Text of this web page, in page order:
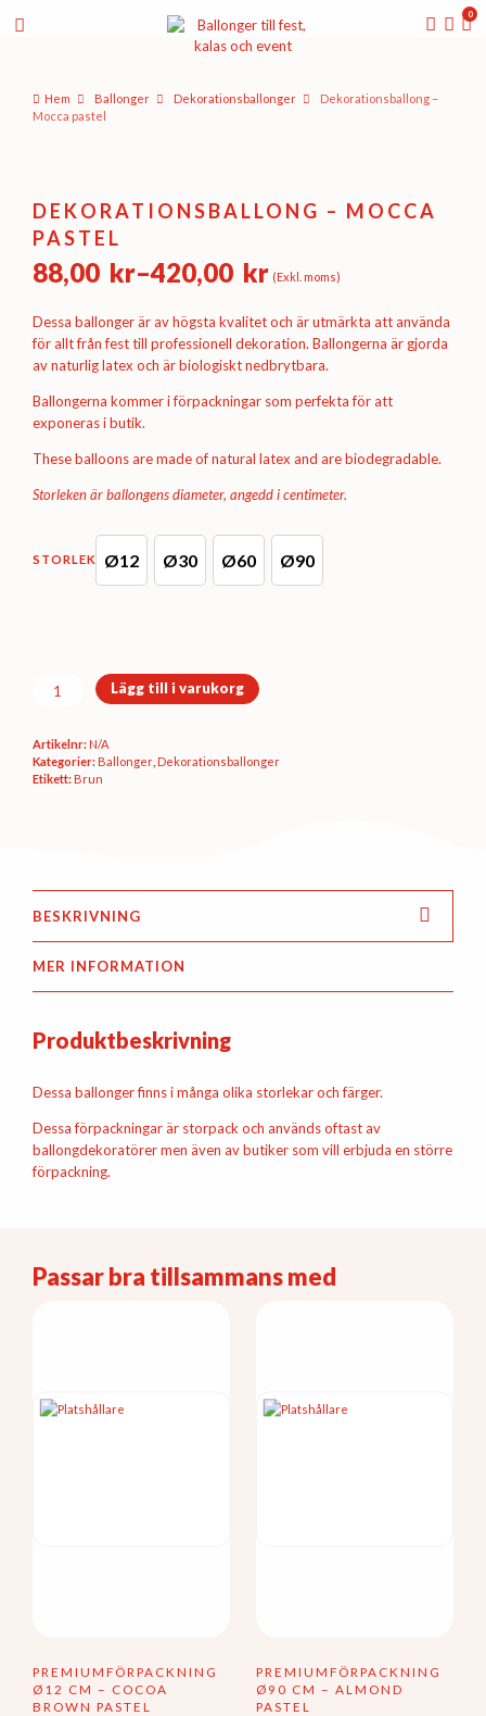
0
Hem Ballonger Dekorations­ballonger
Dekorationsballong –
Mocca pastel
DEKORATIONSBALLONG – MOCCA
PASTEL
88,00 kr–420,00 kr
Prisintervall:
88,00 kr
till
420,00 kr
(Exkl. moms)
Dessa ballonger är av högsta kvalitet och är utmärkta att använda
för allt från fest till professionell dekoration. Ballongerna är gjorda
av naturlig latex och är biologiskt nedbrytbara.
Ballongerna kommer i förpackningar som perfekta för att
exponeras i butik.
These balloons are made of natural latex and are biodegradable.
Storleken är ballongens diameter, angedd i centimeter.
STORLEK Ø12D5 (Ø12 cm)
Ø30D11 (Ø30 cm)
Ø60B250 (Ø60 cm)
Ø90B350 (Ø90 cm)
Dekorationsballong
pastel
mängd
Lägg till i varukorg
Artikelnr: N/A
Kategorier: Ballonger, Dekorations­ballonger
Etikett: Brun
BESKRIVNING
MER INFORMATION
Produktbeskrivning
Dessa ballonger finns i många olika storlekar och färger.
Dessa förpackningar är storpack och används oftast av
ballongdekoratörer men även av butiker som vill erbjuda en större
förpackning.
Passar bra tillsammans med
PREMIUMFÖRPACKNING
Ø12 CM – COCOA
BROWN PASTEL
PREMIUMFÖRPACKNING
Ø90 CM – ALMOND
PASTEL